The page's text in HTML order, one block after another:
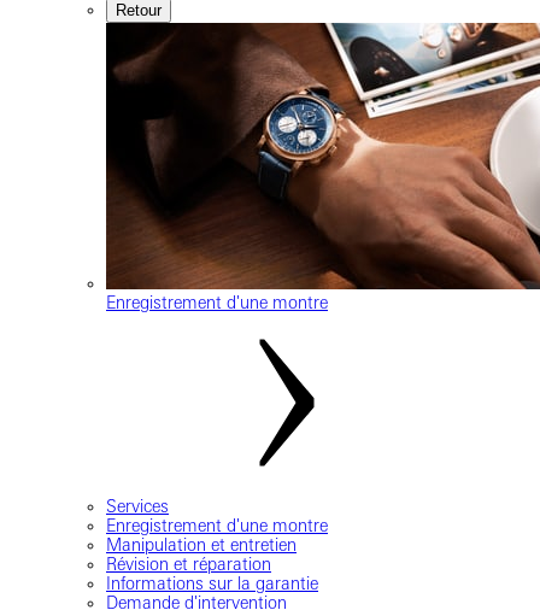
Retour
Enregistrement d'une montre
Services
Enregistrement d'une montre
Manipulation et entretien
Révision et réparation
Informations sur la garantie
Demande d'intervention